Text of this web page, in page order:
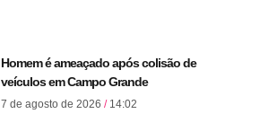
Homem é ameaçado após colisão de
veículos em Campo Grande
7 de agosto de 2026 14:02